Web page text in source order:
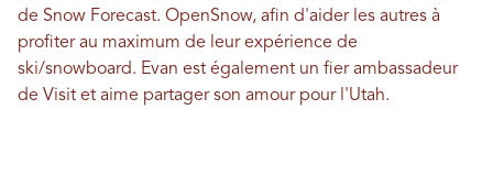
de Snow Forecast. OpenSnow, afin d'aider les autres à
profiter au maximum de leur expérience de
ski/snowboard. Evan est également un fier ambassadeur
de Visit et aime partager son amour pour l'Utah.